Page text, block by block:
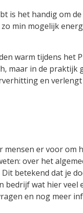
is het handig om
min mogelijk
warm tijdens het
maar in de praktijk
en
mensen er voor om
over het
betekend dat je
bedrijf wat hier veel
en nog meer